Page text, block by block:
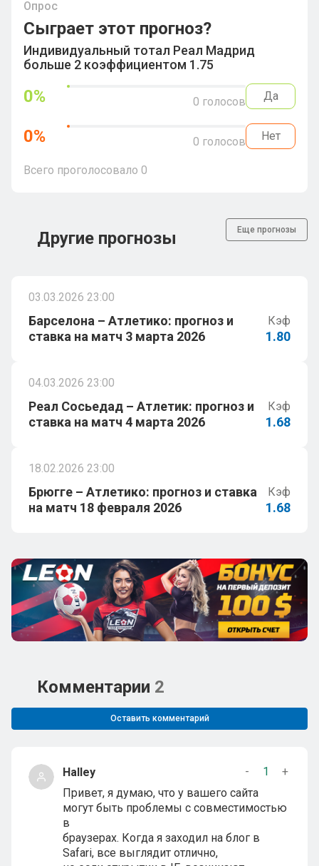
Опрос
Сыграет этот прогноз?
Индивидуальный тотал Реал Мадрид
больше 2 коэффициентом 1.75
0% 0 голосов Да
0% 0 голосов Нет
Всего проголосовало 0
Другие прогнозы Еще прогнозы
03.03.2026 23:00
Барселона – Атлетико: прогноз и
ставка на матч 3 марта 2026
Кэф
1.80
04.03.2026 23:00
Реал Сосьедад – Атлетик: прогноз и
ставка на матч 4 марта 2026
Кэф
1.68
18.02.2026 23:00
Брюгге – Атлетико: прогноз и ставка
на матч 18 февраля 2026
Кэф
1.68
Комментарии 2
Оставить комментарий
Halley - 1
+
Привет, я думаю, что у вашего сайта
могут быть проблемы с совместимостью
в
браузерах. Когда я заходил на блог в
Safari, все выглядит отлично,